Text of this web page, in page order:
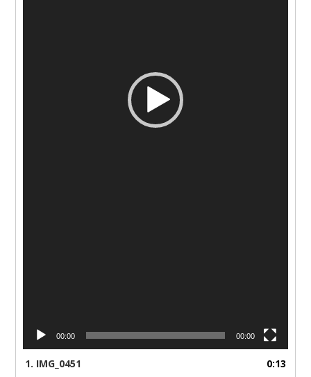
00:00 00:00
1. IMG_0451 0:13